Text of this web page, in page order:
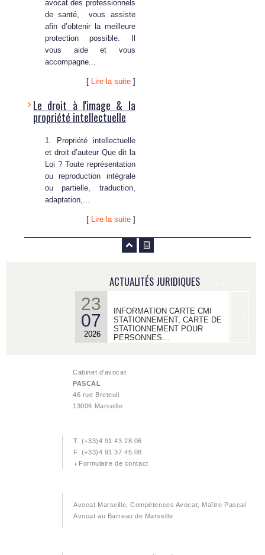
avocat des professionnels
de santé, vous assiste
afin d’obtenir la meilleure
protection possible. Il
vous aide et vous
accompagne...
[ Lire la suite]
Le droit à l'image & la
propriété intellectuelle
1. Propriété intellectuelle
et droit d’auteur Que dit la
Loi ? Toute représentation
ou reproduction intégrale
ou partielle, traduction,
adaptation,...
[ Lire la suite]
ACTUALITÉS JURIDIQUES
23
07
2026
INFORMATION CARTE CMI
STATIONNEMENT, CARTE DE
STATIONNEMENT POUR
PERSONNES…
06
2026
MAJORATION POUR LA VIE
2026
LE RECOURS DALO
2026
Cabinet d'avocat
PASCAL
46 rue Breteuil
13006 Marseille
T. (+33)4 91 43 28 06
F. (+33)4 91 37 45 08
Formulaire de contact
Avocat Marseille, Compétences Avocat, Maître Pascal
Avocat au Barreau de Marseille